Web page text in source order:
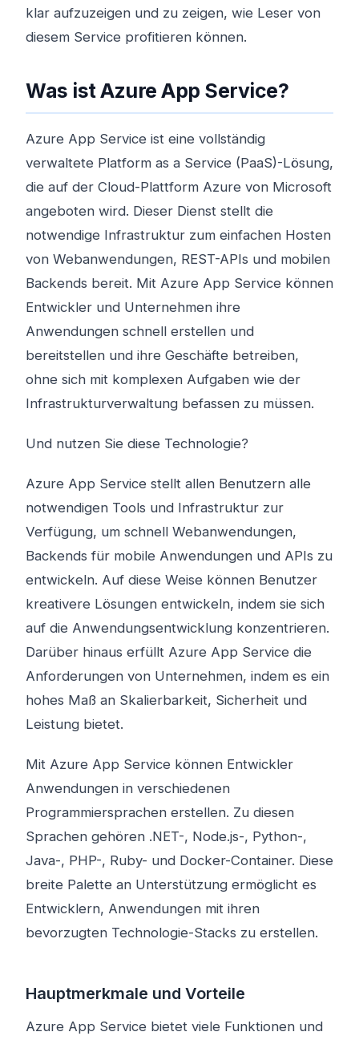
klar aufzuzeigen und zu zeigen, wie Leser von
diesem Service profitieren können.
Was ist Azure App Service?
Azure App Service ist eine vollständig
verwaltete Platform as a Service (PaaS)-Lösung,
die auf der Cloud-Plattform Azure von Microsoft
angeboten wird. Dieser Dienst stellt die
notwendige Infrastruktur zum einfachen Hosten
von Webanwendungen, REST-APIs und mobilen
Backends bereit. Mit Azure App Service können
Entwickler und Unternehmen ihre
Anwendungen schnell erstellen und
bereitstellen und ihre Geschäfte betreiben,
ohne sich mit komplexen Aufgaben wie der
Infrastrukturverwaltung befassen zu müssen.
Und nutzen Sie diese Technologie?
Azure App Service stellt allen Benutzern alle
notwendigen Tools und Infrastruktur zur
Verfügung, um schnell Webanwendungen,
Backends für mobile Anwendungen und APIs zu
entwickeln. Auf diese Weise können Benutzer
kreativere Lösungen entwickeln, indem sie sich
auf die Anwendungsentwicklung konzentrieren.
Darüber hinaus erfüllt Azure App Service die
Anforderungen von Unternehmen, indem es ein
hohes Maß an Skalierbarkeit, Sicherheit und
Leistung bietet.
Mit Azure App Service können Entwickler
Anwendungen in verschiedenen
Programmiersprachen erstellen. Zu diesen
Sprachen gehören .NET-, Node.js-, Python-,
Java-, PHP-, Ruby- und Docker-Container. Diese
breite Palette an Unterstützung ermöglicht es
Entwicklern, Anwendungen mit ihren
bevorzugten Technologie-Stacks zu erstellen.
Hauptmerkmale und Vorteile
Azure App Service bietet viele Funktionen und